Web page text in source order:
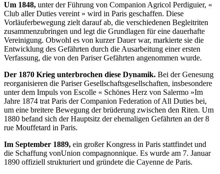
Um 1848, unter der Führung von Companion Agricol Perdiguier, «
Club aller Duties vereint » wird in Paris geschaffen. Diese
Vorläuferbewegung zielt darauf ab, die verschiedenen Begleitriten
zusammenzubringen und legt die Grundlagen für eine dauerhafte
Vereinigung. Obwohl es von kurzer Dauer war, markierte sie die
Entwicklung des Gefährten durch die Ausarbeitung einer ersten
Verfassung, die von den Pariser Gefährten angenommen wurde.
Der 1870 Krieg unterbrochen diese Dynamik. Bei der Genesung
reorganisieren die Pariser Gesellschaftsgesellschaften, insbesondere
unter dem Impuls von Escolle « Schönes Herz von Salermo »Im
Jahre 1874 trat Paris der Companion Federation of All Duties bei,
um eine breitere Bewegung der brüderung zwischen den Riten. Um
1880 befand sich der Hauptsitz der ehemaligen Gefährten an der 8
rue Mouffetard in Paris.
Im September 1889, ein großer Kongress in Paris stattfindet und
die Schaffung vonUnion compagnonnique. Es wurde am 7. Januar
1890 offiziell strukturiert und gründete die Cayenne de Paris.